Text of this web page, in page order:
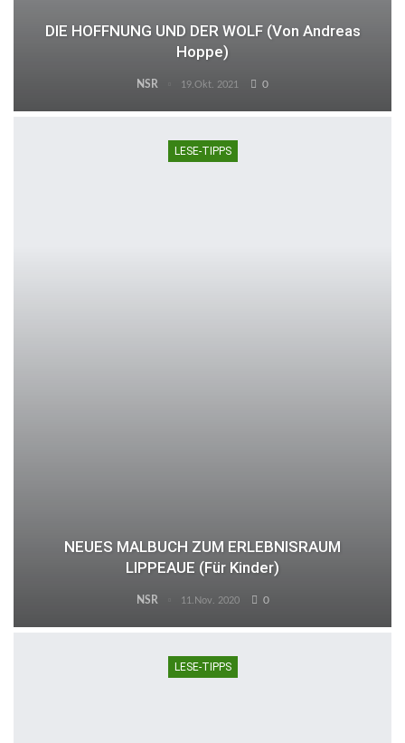
DIE HOFFNUNG UND DER WOLF (von Andreas
Hoppe)
NSR 19.Okt. 2021 0
LESE-TIPPS
NEUES MALBUCH ZUM ERLEBNISRAUM
LIPPEAUE (für Kinder)
NSR 11.Nov. 2020 0
LESE-TIPPS